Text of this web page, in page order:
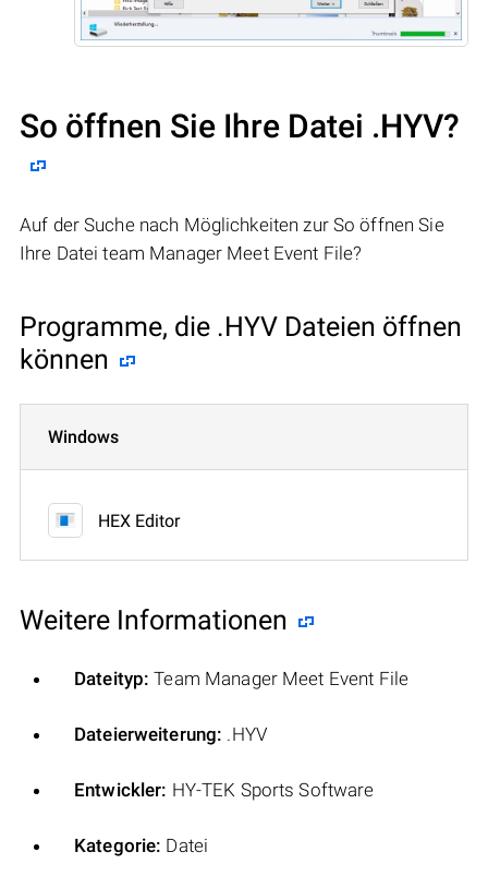
So öffnen Sie Ihre Datei .HYV?
Auf der Suche nach Möglichkeiten zur So öffnen Sie
Ihre Datei team Manager Meet Event File?
Programme, die .HYV Dateien öffnen
können
Windows
HEX Editor
Weitere Informationen
Dateityp: Team Manager Meet Event File
Dateierweiterung: .HYV
Entwickler: HY-TEK Sports Software
Kategorie: Datei